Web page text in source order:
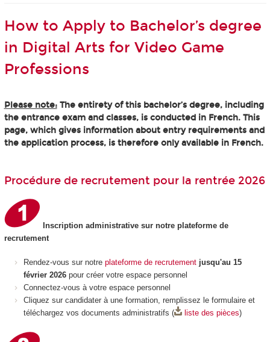
How to Apply to Bachelor’s degree
in Digital Arts for Video Game
Professions
Please note:The entirety of this bachelor’s degree, including
the entrance exam and classes, is conducted in French. This
page, which gives information about entry requirements and
the application process, is therefore only available in French.
Procédure de recrutement pour la rentrée 2026
Inscription administrative sur notre plateforme de
recrutement
Rendez-vous sur notre plateforme de recrutement jusqu'au 15
février 2026 pour créer votre espace personnel
Connectez-vous à votre espace personnel
Cliquez sur candidater à une formation, remplissez le formulaire et
téléchargez vos documents administratifs (
liste des pièces)